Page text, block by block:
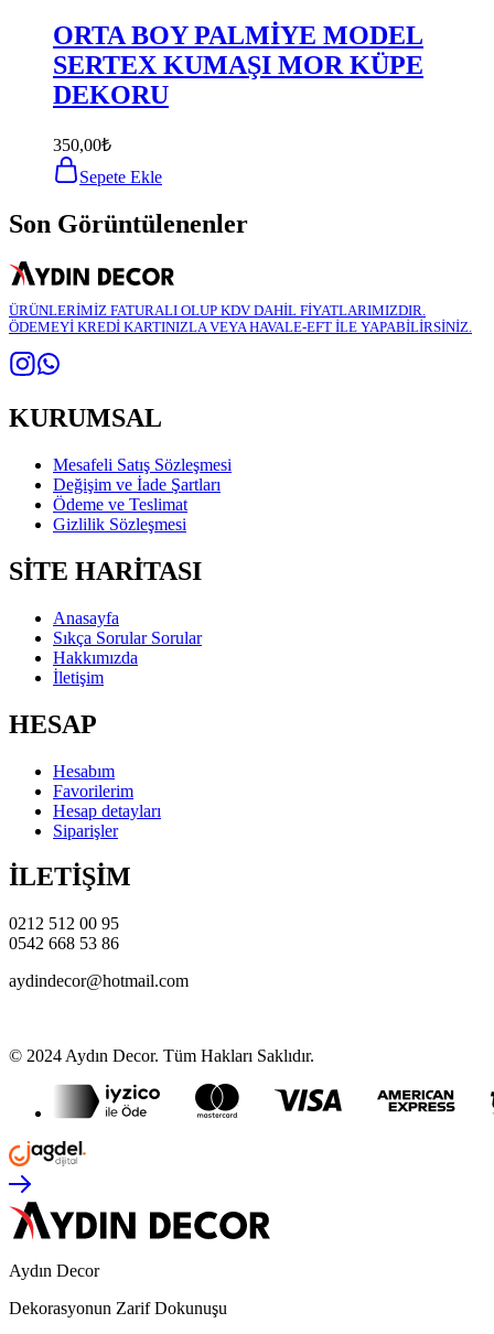
ORTA BOY PALMİYE MODEL
SERTEX KUMAŞI MOR KÜPE
DEKORU
350,00₺
Sepete Ekle
Son Görüntülenenler
ÜRÜNLERİMİZ FATURALI OLUP KDV DAHİL FİYATLARIMIZDIR.
ÖDEMEYİ KREDİ KARTINIZLA VEYA HAVALE-EFT İLE YAPABİLİRSİNİZ.
KURUMSAL
Mesafeli Satış Sözleşmesi
Değişim ve İade Şartları
Ödeme ve Teslimat
Gizlilik Sözleşmesi
SİTE HARİTASI
Anasayfa
Sıkça Sorular Sorular
Hakkımızda
İletişim
HESAP
Hesabım
Favorilerim
Hesap detayları
Siparişler
İLETİŞİM
0212 512 00 95
0542 668 53 86
aydindecor@hotmail.com
© 2024 Aydın Decor. Tüm Hakları Saklıdır.
Aydın Decor
Dekorasyonun Zarif Dokunuşu